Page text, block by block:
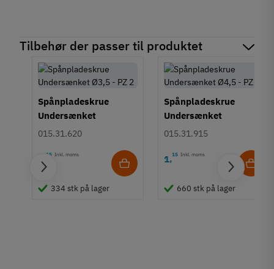
Tilbehør der passer til produktet
Spånpladeskrue
Undersænket
Fuldgevind Ø3,5 - PZ2
015.31.620
1 15 Inkl. moms
334 stk på lager
Spånpladeskrue
Undersænket
Fuldgevind Ø4,5 - PZ2
015.31.915
1,15 Inkl. moms
660 stk på lager